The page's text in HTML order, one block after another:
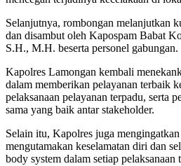
Selanjutnya, rombongan melanjutkan
dan disambut oleh Kapospam Babat
S.H., M.H. beserta personel gabungan.
Kapolres Lamongan kembali
dalam memberikan pelayanan terbaik
pelaksanaan pelayanan terpadu, serta
sama yang baik antar stakeholder.
Selain itu, Kapolres juga
mengutamakan keselamatan diri dan
body system dalam setiap pelaksanaan